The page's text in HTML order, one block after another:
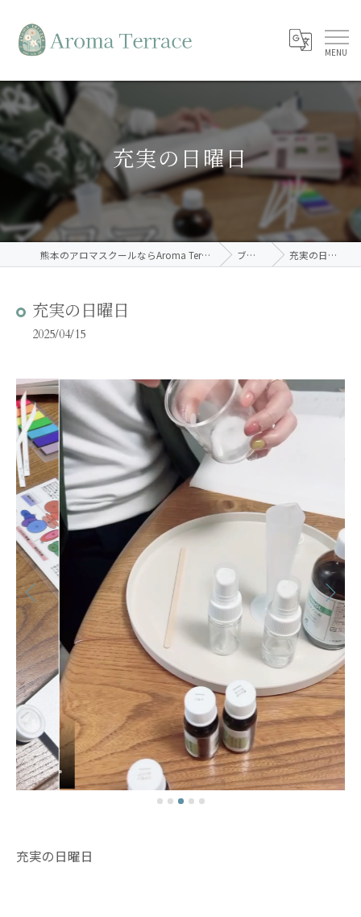
充実の日曜日
熊本のアロマスクールならAroma Terrace ブログ 充実の日曜日
充実の日曜日
2025/04/15
充実の日曜日